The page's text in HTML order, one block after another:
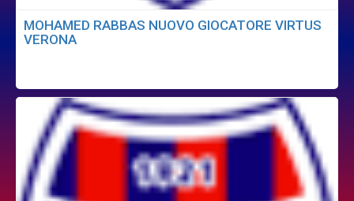
MOHAMED RABBAS NUOVO GIOCATORE VIRTUS
VERONA